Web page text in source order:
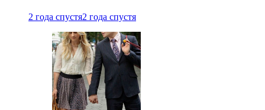
2 года спустя2 года спустя